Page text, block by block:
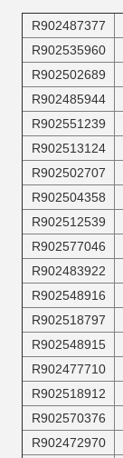
R902487377
R902535960
R902502689
R902485944
R902551239
R902513124
R902502707
R902504358
R902512539
R902577046
R902483922
R902548916
R902518797
R902548915
R902477710
R902518912
R902570376
R902472970